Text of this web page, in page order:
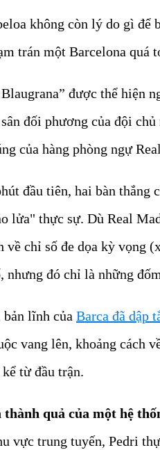
không còn lý do gì để
trán một Barcelona quá
được thể hiện
đối phương của đội
của hàng phòng ngự
đầu tiên, hai bàn thắng
lửa" thực sự. Dù Real
về chỉ số đe dọa kỳ
nhưng đó chỉ là những
lĩnh của Barca đã dập
vang lên, khoảng cách
từ đầu trận.
quả của một hệ
vực trung tuyến, Pedri